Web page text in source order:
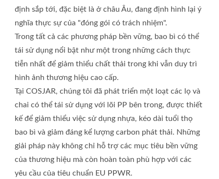
định sắp tới, đặc biệt là ở châu Âu, đang định hình lại ý
nghĩa thực sự của "đóng gói có trách nhiệm".
Trong tất cả các phương pháp bền vững, bao bì có thể
tái sử dụng nổi bật như một trong những cách thực
tiễn nhất để giảm thiểu chất thải trong khi vẫn duy trì
hình ảnh thương hiệu cao cấp.
Tại COSJAR, chúng tôi đã phát triển một loạt các lọ và
chai có thể tái sử dụng với lõi PP bên trong, được thiết
kế để giảm thiểu việc sử dụng nhựa, kéo dài tuổi thọ
bao bì và giảm đáng kể lượng carbon phát thải. Những
giải pháp này không chỉ hỗ trợ các mục tiêu bền vững
của thương hiệu mà còn hoàn toàn phù hợp với các
yêu cầu của tiêu chuẩn EU PPWR.